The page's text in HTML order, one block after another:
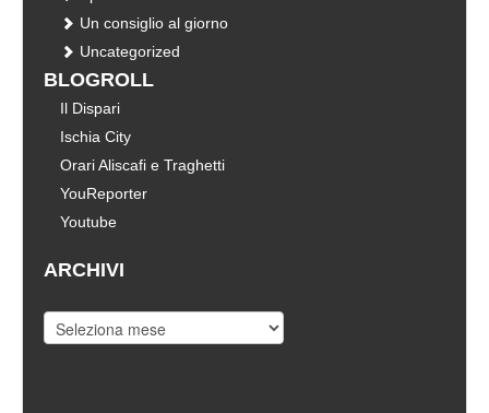
Un consiglio al giorno
Uncategorized
BLOGROLL
Il Dispari
Ischia City
Orari Aliscafi e Traghetti
YouReporter
Youtube
ARCHIVI